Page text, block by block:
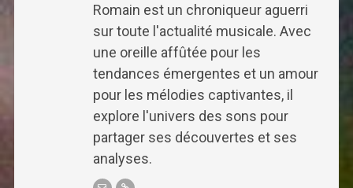
Romain est un chroniqueur aguerri
sur toute l'actualité musicale. Avec
une oreille affûtée pour les
tendances émergentes et un amour
pour les mélodies captivantes, il
explore l'univers des sons pour
partager ses découvertes et ses
analyses.